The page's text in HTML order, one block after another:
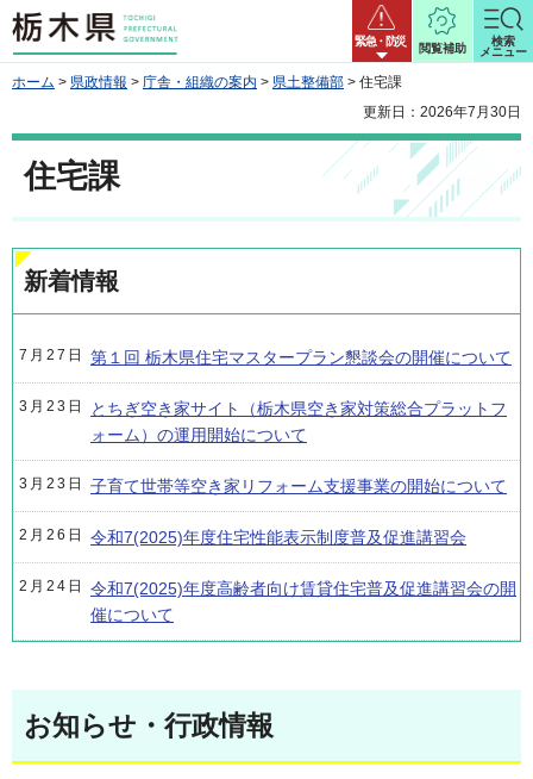
栃木県 緊急・防災
閲覧補助
検索
メニュー
ホーム > 県政情報 > 庁舎・組織の案内 > 県土整備部 > 住宅課
更新日：2026年7月30日
住宅課
新着情報
7月27日 第１回 栃木県住宅マスタープラン懇談会の開催について
3月23日
とちぎ空き家サイト（栃木県空き家対策総合プラットフ
ォーム）の運用開始について
3月23日 子育て世帯等空き家リフォーム支援事業の開始について
2月26日 令和7(2025)年度住宅性能表示制度普及促進講習会
2月24日
令和7(2025)年度高齢者向け賃貸住宅普及促進講習会の開
催について
お知らせ・行政情報